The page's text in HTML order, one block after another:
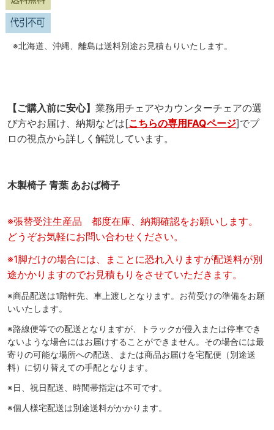
※北海道、沖縄、離島は送料別途お見積もりいたします。
【ご購入前に安心】 業務用チェアやカウンターチェアの選
び方やお届け、納期などは[こちらの専用FAQページ]でプ
ロの視点から詳しく解説しています。
木製椅子 青葉 あおば椅子
※張替受注生産品 都度在庫、納期確認をお願いします。
どうぞお気軽にお問い合わせください。
※1脚だけの場合には、まことに恐れ入りますが配送料が別
途かかりますのでお見積もりをさせていただきます。
※商品配送は1階軒先、車上渡しとなります。お荷受けの準備をお願
いいたします。
※路線便等での配送となりますが、トラックが侵入または停車でき
ないような場合にはお届けすることができません。その場合には最
寄りの可能な場所への配送、または商品お届けを宅配便（別途送
料）に切り替えての手配となります。
※日、祝日配送、時間帯指定は不可です。
※個人様宅配送は別途送料がかかります。